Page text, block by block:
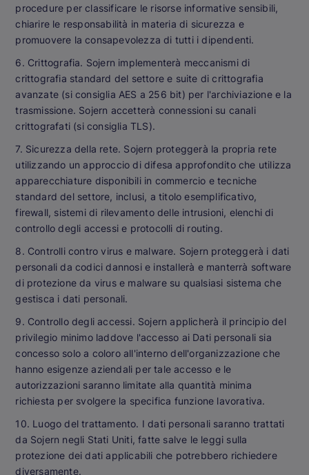
procedure per classificare le risorse informative sensibili,
chiarire le responsabilità in materia di sicurezza e
promuovere la consapevolezza di tutti i dipendenti.
6. Crittografia. Sojern implementerà meccanismi di
crittografia standard del settore e suite di crittografia
avanzate (si consiglia AES a 256 bit) per l'archiviazione e la
trasmissione. Sojern accetterà connessioni su canali
crittografati (si consiglia TLS).
7. Sicurezza della rete. Sojern proteggerà la propria rete
utilizzando un approccio di difesa approfondito che utilizza
apparecchiature disponibili in commercio e tecniche
standard del settore, inclusi, a titolo esemplificativo,
firewall, sistemi di rilevamento delle intrusioni, elenchi di
controllo degli accessi e protocolli di routing.
8. Controlli contro virus e malware. Sojern proteggerà i dati
personali da codici dannosi e installerà e manterrà software
di protezione da virus e malware su qualsiasi sistema che
gestisca i dati personali.
9. Controllo degli accessi. Sojern applicherà il principio del
privilegio minimo laddove l'accesso ai Dati personali sia
concesso solo a coloro all'interno dell'organizzazione che
hanno esigenze aziendali per tale accesso e le
autorizzazioni saranno limitate alla quantità minima
richiesta per svolgere la specifica funzione lavorativa.
10. Luogo del trattamento. I dati personali saranno trattati
da Sojern negli Stati Uniti, fatte salve le leggi sulla
protezione dei dati applicabili che potrebbero richiedere
diversamente.